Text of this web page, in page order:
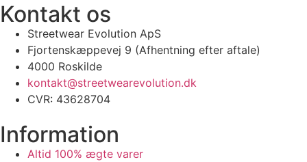
Kontakt os
Streetwear Evolution ApS
Fjortenskæppevej 9 (Afhentning efter aftale)
4000 Roskilde
kontakt@streetwearevolution.dk
CVR: 43628704
Information
Altid 100% ægte varer